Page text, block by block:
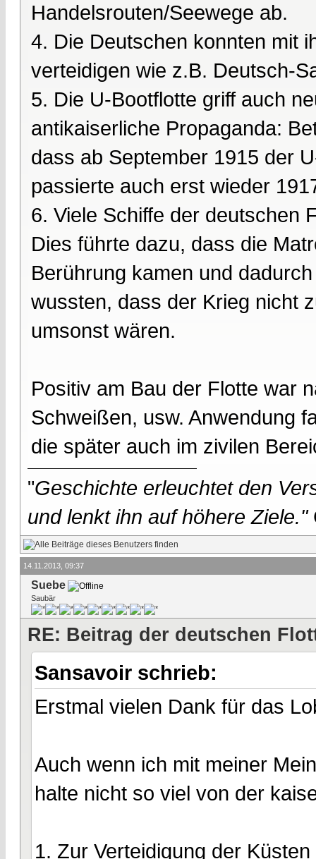
Handelsrouten/Seewege ab.
4. Die Deutschen konnten mit
verteidigen wie z.B. Deutsch-
5. Die U-Bootflotte griff auch
antikaiserliche Propaganda:
dass ab September 1915 der
passierte auch erst wieder
6. Viele Schiffe der deutschen
Dies führte dazu, dass die
Berührung kamen und
wussten, dass der Krieg nicht
umsonst wären.
Positiv am Bau der Flotte war
Schweißen, usw. Anwendung
die später auch im zivilen
"Geschichte erleuchtet den
und lenkt ihn auf höhere Ziele."
14.11.2013, 09:37
Suebe
Saubär
RE: Beitrag der deutschen
Sansavoir schrieb:
Erstmal vielen Dank für das
Auch wenn ich mit meiner
halte nicht so viel von der
1. Zur Verteidigung der